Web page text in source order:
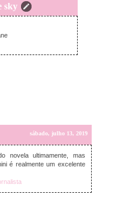
sky
domingo, julho 14, 2019
sábado, julho 13, 2019
novela ultimamente, mas
é realmente um excelente